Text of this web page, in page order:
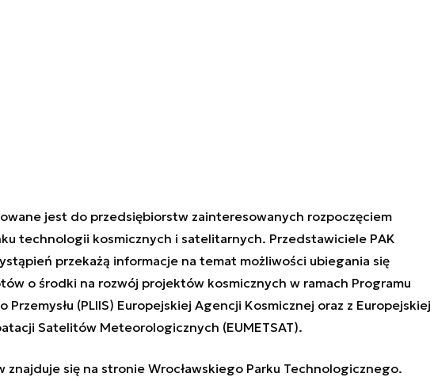
jest do przedsiębiorstw zainteresowanych rozpoczęciem
technologii kosmicznych i satelitarnych. Przedstawiciele PAK
przekażą informacje na temat możliwości ubiegania się
o środki na rozwój projektów kosmicznych w ramach Programu
Przemysłu (PLIIS) Europejskiej Agencji Kosmicznej oraz z Europejskiej
Satelitów Meteorologicznych (EUMETSAT).
znajduje się na stronie Wrocławskiego Parku Technologicznego.